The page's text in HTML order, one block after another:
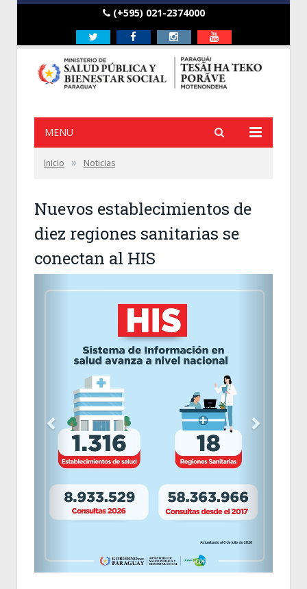
(+595) 021-2374000
Twitter FacebookInstagramYoutube
MENU
Inicio » Noticias
Nuevos establecimientos de
diez regiones sanitarias se
conectan al HIS